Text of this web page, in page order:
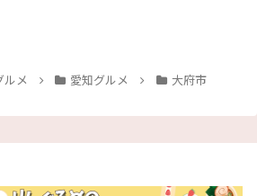
ルメ 愛知グルメ 大府市